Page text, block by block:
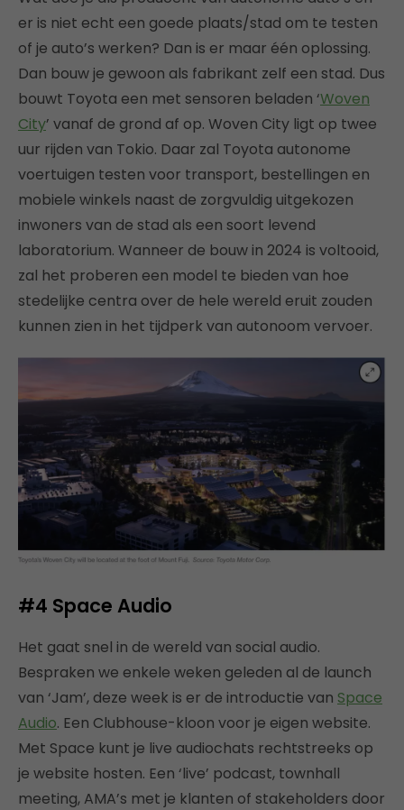
er is niet echt een goede plaats/stad om te testen
of je auto’s werken? Dan is er maar één oplossing.
Dan bouw je gewoon als fabrikant zelf een stad. Dus
bouwt Toyota een met sensoren beladen ‘Woven
City’ vanaf de grond af op. Woven City ligt op twee
uur rijden van Tokio. Daar zal Toyota autonome
voertuigen testen voor transport, bestellingen en
mobiele winkels naast de zorgvuldig uitgekozen
inwoners van de stad als een soort levend
laboratorium. Wanneer de bouw in 2024 is voltooid,
zal het proberen een model te bieden van hoe
stedelijke centra over de hele wereld eruit zouden
kunnen zien in het tijdperk van autonoom vervoer.
#4 Space Audio
Het gaat snel in de wereld van social audio.
Bespraken we enkele weken geleden al de launch
van ‘Jam’, deze week is er de introductie van Space
Audio. Een Clubhouse-kloon voor je eigen website.
Met Space kunt je live audiochats rechtstreeks op
je website hosten. Een ‘live’ podcast, townhall
meeting, AMA’s met je klanten of stakeholders door